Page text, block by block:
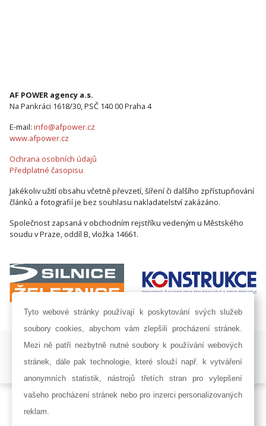
AF POWER agency a.s.
Na Pankráci 1618/30, PSČ 140 00 Praha 4
E-mail: info@afpower.cz
www.afpower.cz
Ochrana osobních údajů
Předplatné časopisu
Jakékoliv užití obsahu včetně převzetí, šíření či dalšího zpřístupňování
článků a fotografií je bez souhlasu nakladatelství zakázáno.
Společnost zapsaná v obchodním rejstříku vedeným u Městského
soudu v Praze, oddíl B, vložka 14661.
ISSN 1802-8535 © 2009 - 2026 AF POWER agency a.s. |
Nastavení
Railsformers s.r.o.
Tyto webové stránky používají k poskytování svých služeb
soubory cookies, abychom vám zlepšili procházení stránek.
Mezi ně patří nezbytně nutné soubory k používání webových
stránek, dále pak technologie, které slouží např. k vytváření
anonymních statistik, nástrojů třetích stran pro vylepšení
vašeho procházení stránek nebo pro inzerci personalizovaných
reklam.